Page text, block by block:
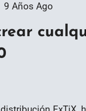
9 Años Ago